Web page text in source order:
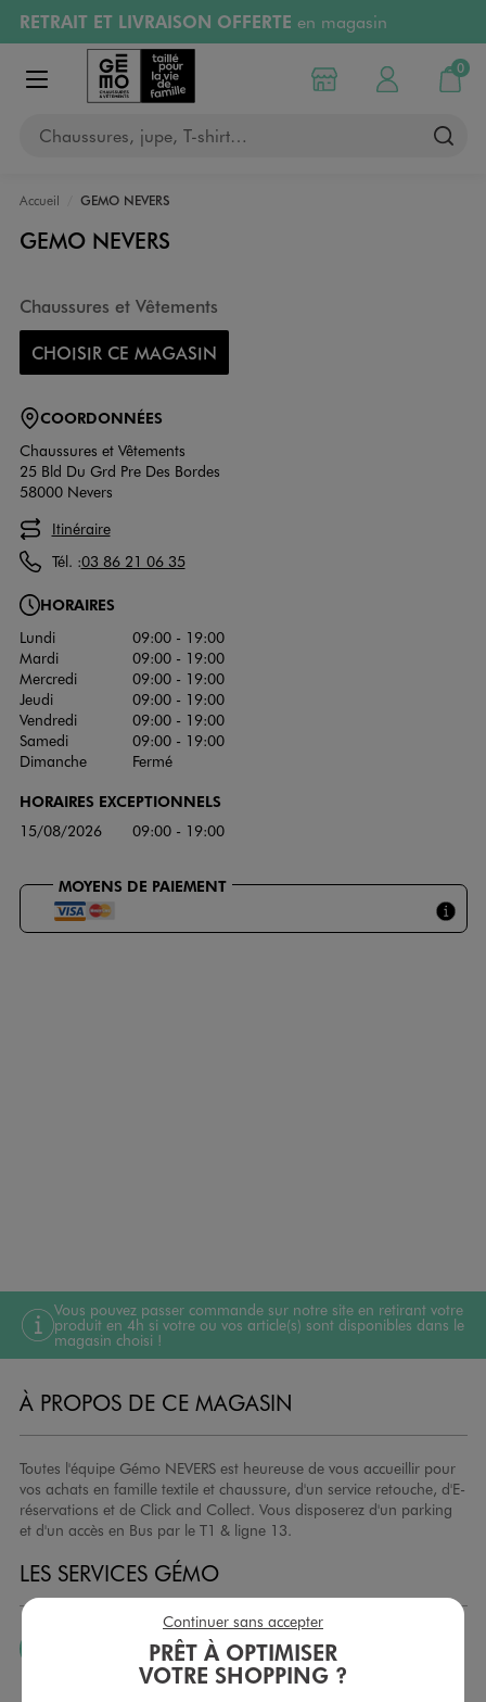
Aller au contenu principal
Aller à la navigation
RETRAIT ET LIVRAISON OFFERTE en magasin
Retours OFFERTSpendant 30 jours
PAYEZ EN 3x SANS FRAIS
RÉSERVATION GRATUITE
Afficher le menu
Chaussures, jupe, T-shirt…
Choisir mon magasin
Mon compte
0
Mon
Accueil GEMO NEVERS
GEMO NEVERS
Chaussures et Vêtements
CHOISIR CE MAGASIN
COORDONNÉES
Chaussures et Vêtements
25 Bld Du Grd Pre Des Bordes
58000 Nevers
Itinéraire
Tél. :03 86 21 06 35
HORAIRES
Lundi
09:00 - 19:00
Mardi
09:00 - 19:00
Mercredi
09:00 - 19:00
Jeudi
09:00 - 19:00
Vendredi
09:00 - 19:00
Samedi
09:00 - 19:00
Dimanche
Fermé
HORAIRES EXCEPTIONNELS
15/08/2026 09:00 - 19:00
MOYENS DE PAIEMENT
Vous pouvez passer commande sur notre site en retirant votre
produit en 4h si votre ou vos article(s) sont disponibles dans le
magasin choisi !
À PROPOS DE CE MAGASIN
Toutes l'équipe Gémo NEVERS est heureuse de vous accueillir pour
vos achats en famille textile et chaussure, d'un service retouche, d'E-
réservations et de Click and Collect. Vous disposerez d'un parking
et d'un accès en Bus par le T1 & ligne 13.
LES SERVICES GÉMO
JE PEUX CHANGER D’AVIS
Nous échangeons et vous proposons un avoir ou un
PRÊT À OPTIMISER
VOTRE SHOPPING ?
Continuer sans accepter